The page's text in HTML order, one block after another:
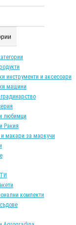
инструменти и аксесоари
машини
любимци
Ракия
и макари за маркучи
компекти